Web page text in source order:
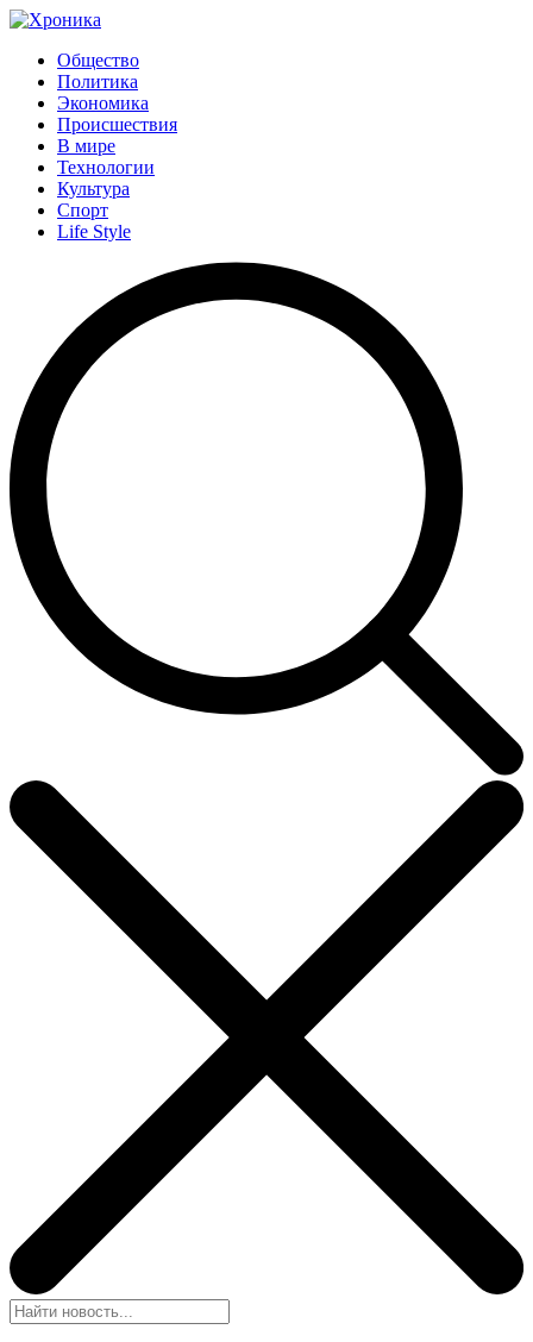
Общество
Политика
Экономика
Происшествия
В мире
Технологии
Культура
Спорт
Life Style